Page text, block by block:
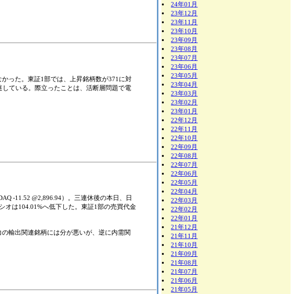
かった。東証1部では、上昇銘柄数が371に対
ている。際立ったことは、活断層問題で電
-11.52 @2,896.94）。三連休後の本日、日
オは104.01%へ低下した。東証1部の売買代金
輸出関連銘柄には分が悪いが、逆に内需関
24年01月
23年12月
23年11月
23年10月
23年09月
23年08月
23年07月
23年06月
23年05月
23年04月
23年03月
23年02月
23年01月
22年12月
22年11月
22年10月
22年09月
22年08月
22年07月
22年06月
22年05月
22年04月
22年03月
22年02月
22年01月
21年12月
21年11月
21年10月
21年09月
21年08月
21年07月
21年06月
21年05月